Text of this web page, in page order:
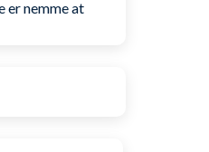
er nemme at